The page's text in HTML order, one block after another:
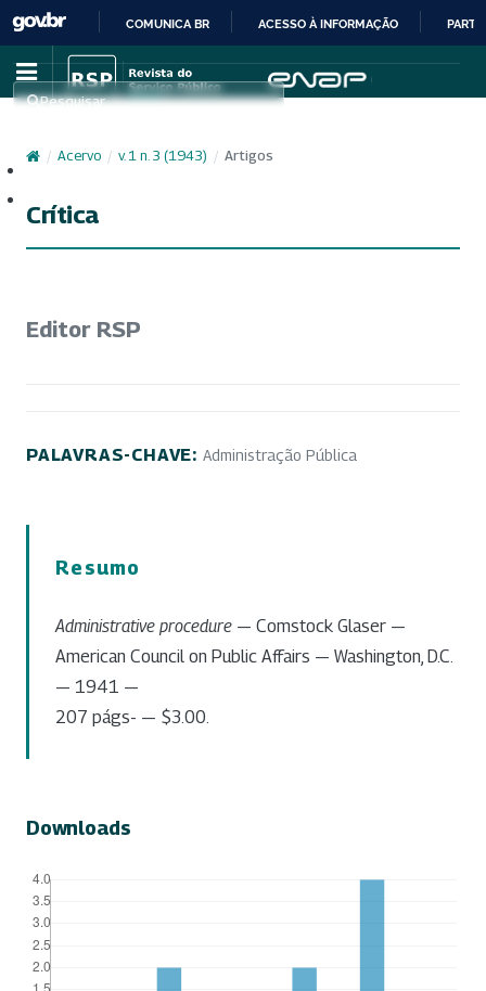
IR
PARA
CONTEÚDO
COMUNICA BR ACESSO À INFORMAÇÃO
Pesquisar
/ Acervo / v. 1 n. 3 (1943) / Artigos
Crítica
Editor RSP
PALAVRAS-CHAVE: Administração Pública
Resumo
Administrative procedure — Comstock Glaser —
American Council on Public Affairs — Washington, D.C.
— 1941 —
207 págs- — $3.00.
Downloads